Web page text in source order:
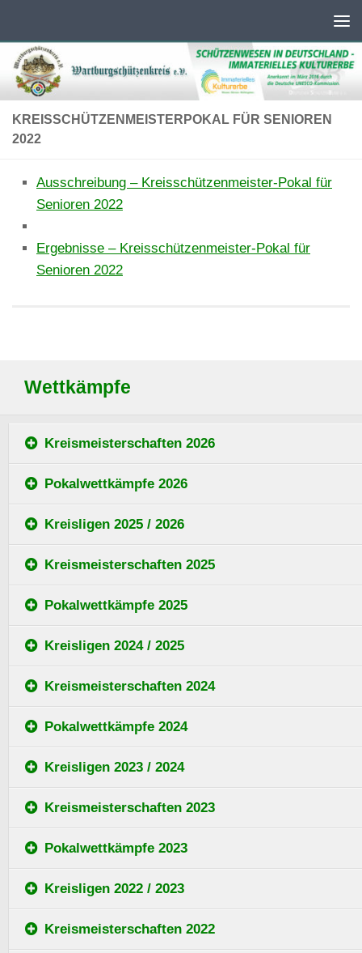
KREISSCHÜTZENMEISTERPOKAL FÜR SENIOREN
2022
Ausschreibung – Kreisschützenmeister-Pokal für
Senioren 2022
Ergebnisse – Kreisschützenmeister-Pokal für
Senioren 2022
Wettkämpfe
Kreismeisterschaften 2026
Pokalwettkämpfe 2026
Kreisligen 2025 / 2026
Kreismeisterschaften 2025
Pokalwettkämpfe 2025
Kreisligen 2024 / 2025
Kreismeisterschaften 2024
Pokalwettkämpfe 2024
Kreisligen 2023 / 2024
Kreismeisterschaften 2023
Pokalwettkämpfe 2023
Kreisligen 2022 / 2023
Kreismeisterschaften 2022